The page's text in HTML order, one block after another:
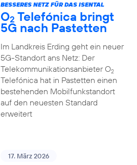
BESSERES NETZ FÜR DAS ISENTAL
O2 Telefónica bringt
5G nach Pastetten
Im Landkreis Erding geht ein neuer
5G-Standort ans Netz: Der
Telekommunikationsanbieter O2
Telefónica hat in Pastetten einen
bestehenden Mobilfunkstandort
auf den neuesten Standard
erweitert
17. März 2026